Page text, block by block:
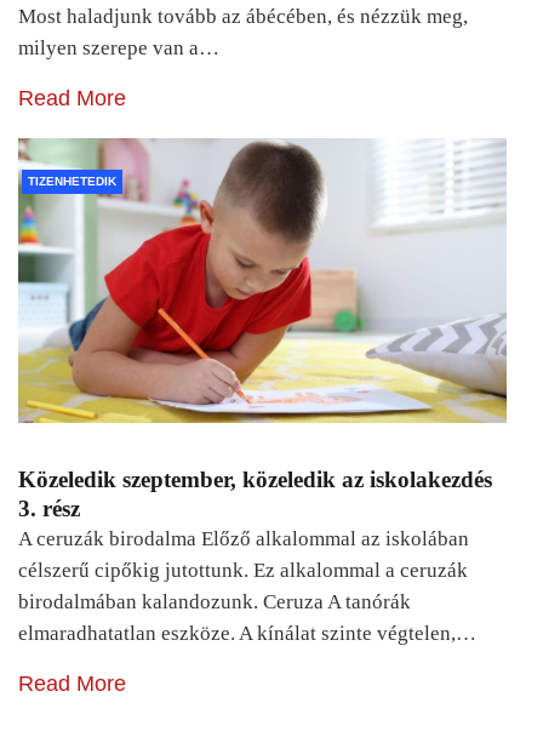
Most haladjunk tovább az ábécében, és nézzük meg,
milyen szerepe van a…
Read More
TIZENHETEDIK
Közeledik szeptember, közeledik az iskolakezdés
3. rész
A ceruzák birodalma Előző alkalommal az iskolában
célszerű cipőkig jutottunk. Ez alkalommal a ceruzák
birodalmában kalandozunk. Ceruza A tanórák
elmaradhatatlan eszköze. A kínálat szinte végtelen,…
Read More